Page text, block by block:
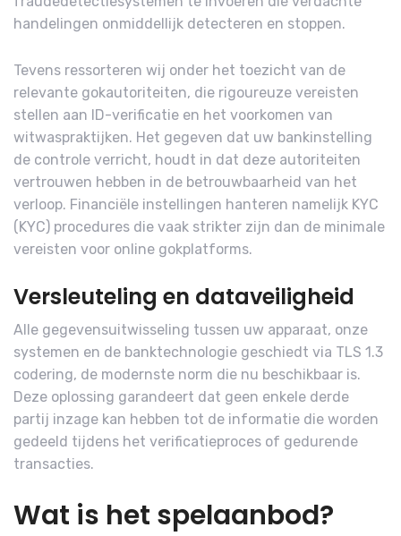
handelingen onmiddellijk detecteren en stoppen.
Tevens ressorteren wij onder het toezicht van de
relevante gokautoriteiten, die rigoureuze vereisten
stellen aan ID-verificatie en het voorkomen van
witwaspraktijken. Het gegeven dat uw bankinstelling
de controle verricht, houdt in dat deze autoriteiten
vertrouwen hebben in de betrouwbaarheid van het
verloop. Financiële instellingen hanteren namelijk KYC
(KYC) procedures die vaak strikter zijn dan de minimale
vereisten voor online gokplatforms.
Versleuteling en dataveiligheid
Alle gegevensuitwisseling tussen uw apparaat, onze
systemen en de banktechnologie geschiedt via TLS 1.3
codering, de modernste norm die nu beschikbaar is.
Deze oplossing garandeert dat geen enkele derde
partij inzage kan hebben tot de informatie die worden
gedeeld tijdens het verificatieproces of gedurende
transacties.
Wat is het spelaanbod?